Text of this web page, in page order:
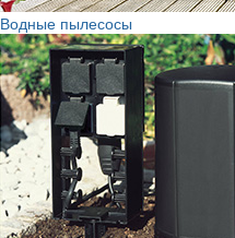
Водные пылесосы